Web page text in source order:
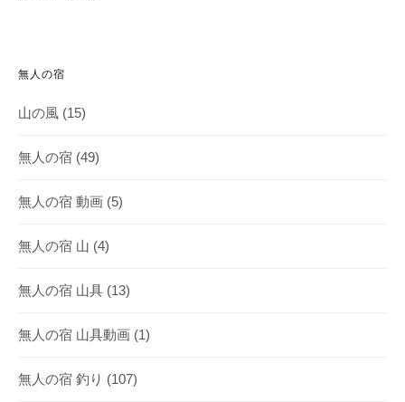
無人の宿
山の風 (15)
無人の宿 (49)
無人の宿 動画 (5)
無人の宿 山 (4)
無人の宿 山具 (13)
無人の宿 山具動画 (1)
無人の宿 釣り (107)